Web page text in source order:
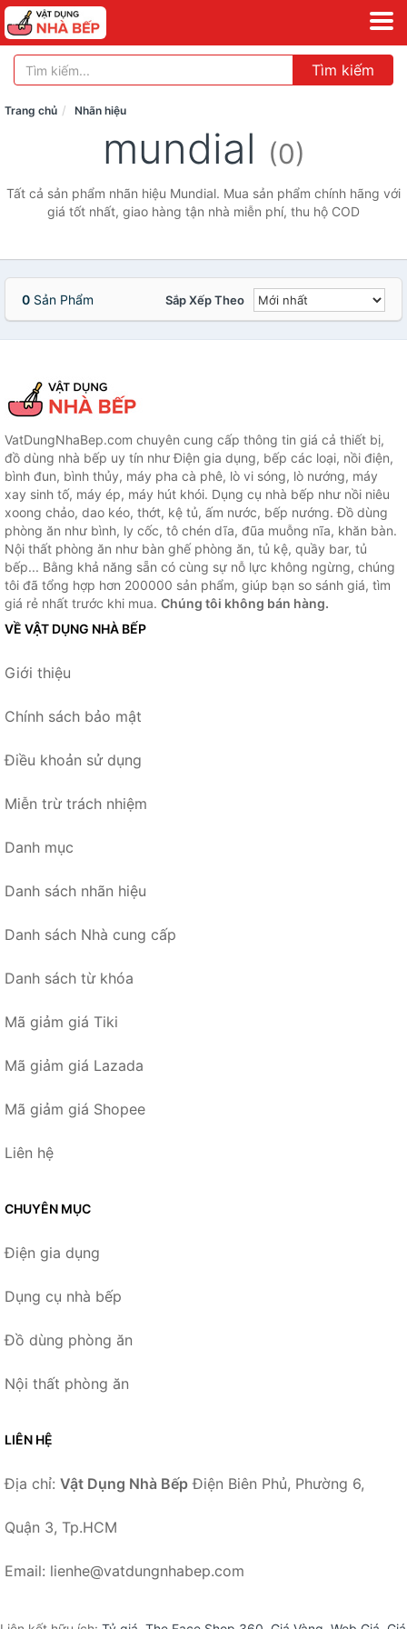
Tìm kiếm
Trang chủ Nhãn hiệu
mundial (0)
Tất cả sản phẩm nhãn hiệu Mundial. Mua sản phẩm chính hãng với
giá tốt nhất, giao hàng tận nhà miễn phí, thu hộ COD
0 Sản Phẩm Sắp Xếp Theo
VatDungNhaBep.com chuyên cung cấp thông tin giá cả thiết bị,
đồ dùng nhà bếp uy tín như Điện gia dụng, bếp các loại, nồi điện,
bình đun, bình thủy, máy pha cà phê, lò vi sóng, lò nướng, máy
xay sinh tố, máy ép, máy hút khói. Dụng cụ nhà bếp như nồi niêu
xoong chảo, dao kéo, thớt, kệ tủ, ấm nước, bếp nướng. Đồ dùng
phòng ăn như bình, ly cốc, tô chén dĩa, đũa muỗng nĩa, khăn bàn.
Nội thất phòng ăn như bàn ghế phòng ăn, tủ kệ, quầy bar, tủ
bếp... Bằng khả năng sẵn có cùng sự nỗ lực không ngừng, chúng
tôi đã tổng hợp hơn 200000 sản phẩm, giúp bạn so sánh giá, tìm
giá rẻ nhất trước khi mua. Chúng tôi không bán hàng.
VỀ VẬT DỤNG NHÀ BẾP
Giới thiệu
Chính sách bảo mật
Điều khoản sử dụng
Miễn trừ trách nhiệm
Danh mục
Danh sách nhãn hiệu
Danh sách Nhà cung cấp
Danh sách từ khóa
Mã giảm giá Tiki
Mã giảm giá Lazada
Mã giảm giá Shopee
Liên hệ
CHUYÊN MỤC
Điện gia dụng
Dụng cụ nhà bếp
Đồ dùng phòng ăn
Nội thất phòng ăn
LIÊN HỆ
Địa chỉ: Vật Dụng Nhà Bếp Điện Biên Phủ, Phường 6,
Quận 3, Tp.HCM
Email: lienhe@vatdungnhabep.com